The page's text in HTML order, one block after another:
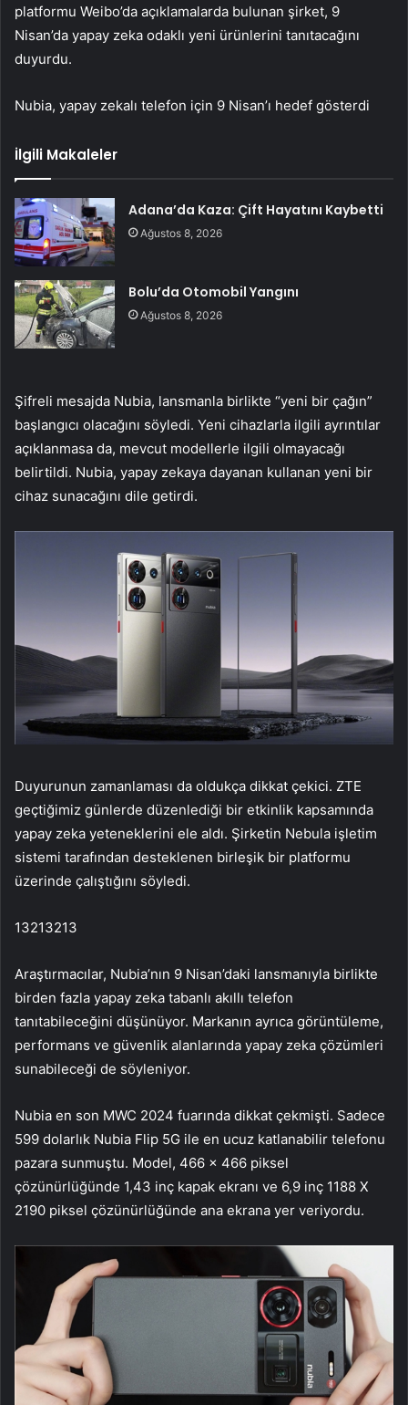
platformu Weibo’da açıklamalarda bulunan şirket, 9
Nisan’da yapay zeka odaklı yeni ürünlerini tanıtacağını
duyurdu.
Nubia, yapay zekalı telefon için 9 Nisan’ı hedef gösterdi
İlgili Makaleler
Adana’da Kaza: Çift Hayatını Kaybetti
Ağustos 8, 2026
Bolu’da Otomobil Yangını
Ağustos 8, 2026
Şifreli mesajda Nubia, lansmanla birlikte “yeni bir çağın”
başlangıcı olacağını söyledi. Yeni cihazlarla ilgili ayrıntılar
açıklanmasa da, mevcut modellerle ilgili olmayacağı
belirtildi. Nubia, yapay zekaya dayanan kullanan yeni bir
cihaz sunacağını dile getirdi.
Duyurunun zamanlaması da oldukça dikkat çekici. ZTE
geçtiğimiz günlerde düzenlediği bir etkinlik kapsamında
yapay zeka yeteneklerini ele aldı. Şirketin Nebula işletim
sistemi tarafından desteklenen birleşik bir platformu
üzerinde çalıştığını söyledi.
13213213
Araştırmacılar, Nubia’nın 9 Nisan’daki lansmanıyla birlikte
birden fazla yapay zeka tabanlı akıllı telefon
tanıtabileceğini düşünüyor. Markanın ayrıca görüntüleme,
performans ve güvenlik alanlarında yapay zeka çözümleri
sunabileceği de söyleniyor.
Nubia en son MWC 2024 fuarında dikkat çekmişti. Sadece
599 dolarlık Nubia Flip 5G ile en ucuz katlanabilir telefonu
pazara sunmuştu. Model, 466 x 466 piksel
çözünürlüğünde 1,43 inç kapak ekranı ve 6,9 inç 1188 X
2190 piksel çözünürlüğünde ana ekrana yer veriyordu.